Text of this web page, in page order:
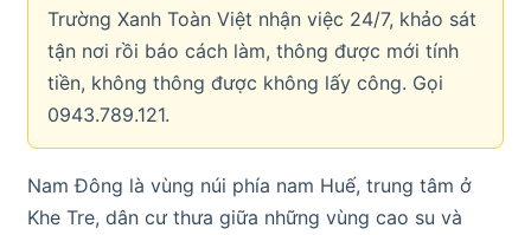
Trường Xanh Toàn Việt nhận việc 24/7, khảo sát
tận nơi rồi báo cách làm, thông được mới tính
tiền, không thông được không lấy công. Gọi
0943.789.121.
Nam Đông là vùng núi phía nam Huế, trung tâm ở
Khe Tre, dân cư thưa giữa những vùng cao su và